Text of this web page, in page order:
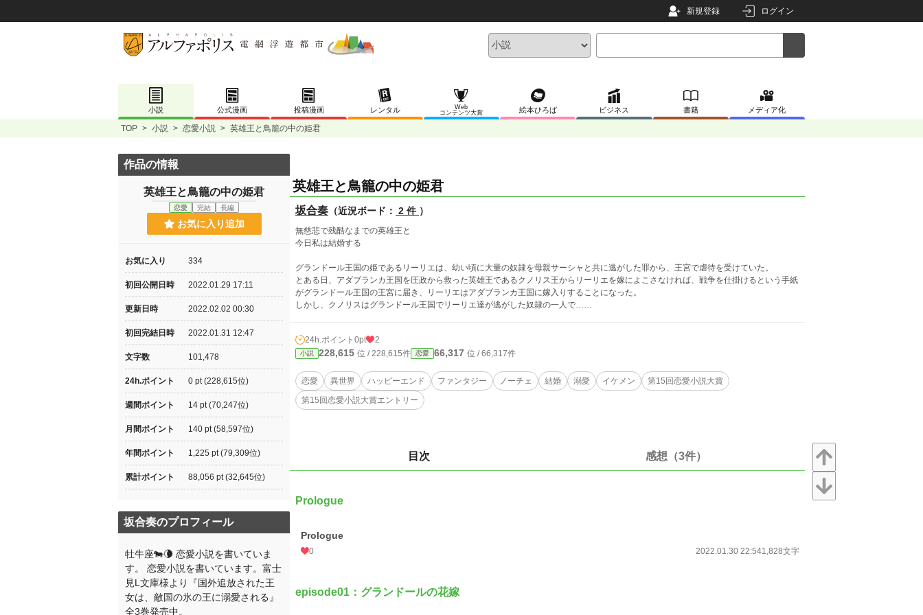
新規登録 ログイン
小説 公式漫画 投稿漫画 レンタル
Web
コンテンツ大賞
絵本ひろば ビジネス 書籍 メディア化
TOP > 小説 > 恋愛小説 > 英雄王と鳥籠の中の姫君
英雄王と鳥籠の中の姫君
坂合奏 （近況ボード： 2 件 ）
無慈悲で残酷なまでの英雄王と
今日私は結婚する
グランドール王国の姫であるリーリエは、幼い頃に大量の奴隷を母親サーシャと共に逃がした罪から、王宮で虐待を受けていた。
とある日、アダブランカ王国を圧政から救った英雄王であるクノリス王からリーリエを嫁によこさなければ、戦争を仕掛けるという手紙
がグランドール王国の王宮に届き、リーリエはアダブランカ王国に嫁入りすることになった。
しかし、クノリスはグランドール王国でリーリエ達が逃がした奴隷の一人で……
24h.ポイント 0pt 2
小説 228,615 位 / 228,615件 恋愛 66,317 位 / 66,317件
恋愛 異世界 ハッピーエンド ファンタジー ノーチェ 結婚 溺愛 イケメン
第15回恋愛小説大賞
第15回恋愛小説大賞エントリー
目次 感想（3件）
Prologue
Prologue
0 2022.01.30 22:541,828文字
episode01：グランドールの花嫁
作品の情報
英雄王と鳥籠の中の姫君
恋愛 完結 長編
お気に入り追加
お気に入り 334
初回公開日時 2022.01.29 17:11
更新日時 2022.02.02 00:30
初回完結日時 2022.01.31 12:47
文字数 101,478
24h.ポイント 0 pt (228,615位)
週間ポイント 14 pt (70,247位)
月間ポイント 140 pt (58,597位)
年間ポイント 1,225 pt (79,309位)
累計ポイント 88,056 pt (32,645位)
坂合奏のプロフィール
牡牛座🐄🌘 恋愛小説を書いていま
す。 恋愛小説を書いています。富士
見L文庫様より『国外追放された王
女は、敵国の氷の王に溺愛される』
全3巻発売中。